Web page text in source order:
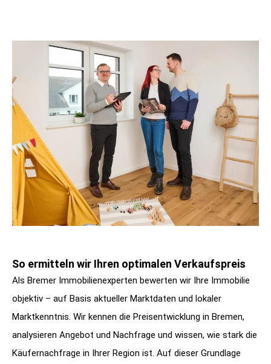
So ermitteln wir Ihren optimalen Verkaufspreis
Als Bremer Immobilienexperten bewerten wir Ihre Immobilie
objektiv – auf Basis aktueller Marktdaten und lokaler
Marktkenntnis. Wir kennen die Preisentwicklung in Bremen,
analysieren Angebot und Nachfrage und wissen, wie stark die
Käufernachfrage in Ihrer Region ist. Auf dieser Grundlage